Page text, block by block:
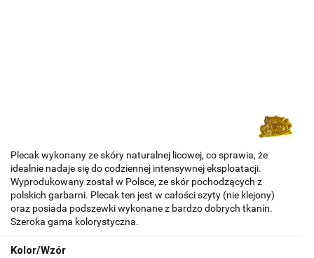
Plecak wykonany ze skóry naturalnej licowej, co sprawia, że
idealnie nadaje się do codziennej intensywnej eksploatacji.
Wyprodukowany został w Polsce, ze skór pochodzących z
polskich garbarni. Plecak ten jest w całości szyty (nie klejony)
oraz posiada podszewki wykonane z bardzo dobrych tkanin.
Szeroka gama kolorystyczna.
Kolor/Wzór